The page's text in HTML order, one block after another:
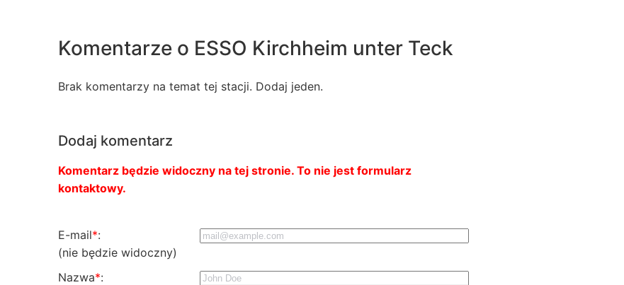
Komentarze o ESSO Kirchheim unter Teck
Brak komentarzy na temat tej stacji. Dodaj jeden.
Dodaj komentarz
Komentarz będzie widoczny na tej stronie. To nie jest formularz
kontaktowy.
E-mail*:
(nie będzie widoczny)
Nazwa*: